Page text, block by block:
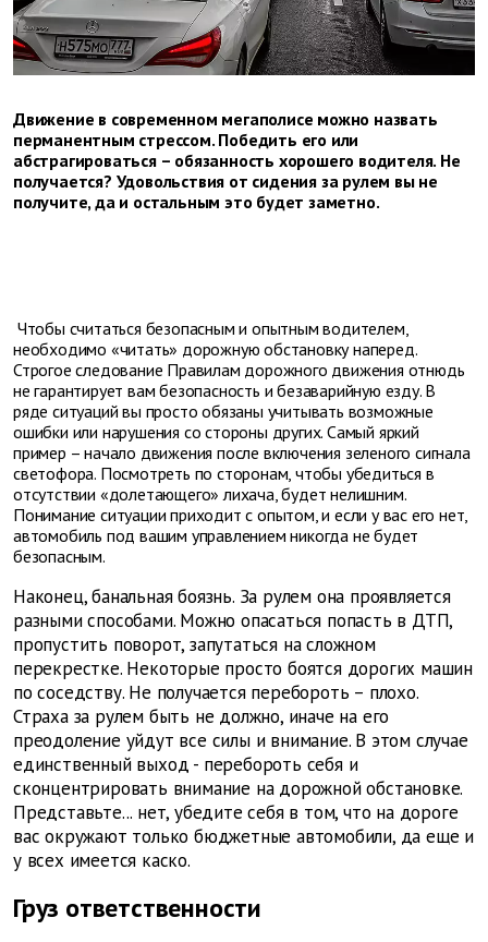
Движение в современном мегаполисе можно назвать
перманентным стрессом. Победить его или
абстрагироваться – обязанность хорошего водителя. Не
получается? Удовольствия от сидения за рулем вы не
получите, да и остальным это будет заметно.
Чтобы считаться безопасным и опытным водителем,
необходимо «читать» дорожную обстановку наперед.
Строгое следование Правилам дорожного движения отнюдь
не гарантирует вам безопасность и безаварийную езду. В
ряде ситуаций вы просто обязаны учитывать возможные
ошибки или нарушения со стороны других. Самый яркий
пример – начало движения после включения зеленого сигнала
светофора. Посмотреть по сторонам, чтобы убедиться в
отсутствии «долетающего» лихача, будет нелишним.
Понимание ситуации приходит с опытом, и если у вас его нет,
автомобиль под вашим управлением никогда не будет
безопасным.
Наконец, банальная боязнь. За рулем она проявляется
разными способами. Можно опасаться попасть в ДТП,
пропустить поворот, запутаться на сложном
перекрестке. Некоторые просто боятся дорогих машин
по соседству. Не получается перебороть – плохо.
Страха за рулем быть не должно, иначе на его
преодоление уйдут все силы и внимание. В этом случае
единственный выход - перебороть себя и
сконцентрировать внимание на дорожной обстановке.
Представьте... нет, убедите себя в том, что на дороге
вас окружают только бюджетные автомобили, да еще и
у всех имеется каско.
Груз ответственности